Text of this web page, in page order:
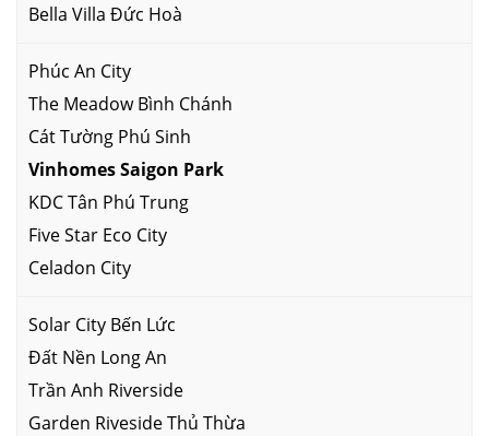
Bella Villa Đức Hoà
Phúc An City
The Meadow Bình Chánh
Cát Tường Phú Sinh
Vinhomes Saigon Park
KDC Tân Phú Trung
Five Star Eco City
Celadon City
Solar City Bến Lức
Đất Nền Long An
Trần Anh Riverside
Garden Riveside Thủ Thừa